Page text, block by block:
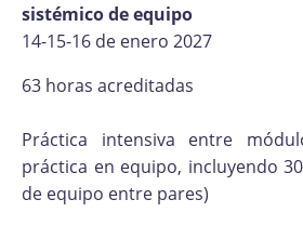
sistémico de equipo
14-15-16 de enero 2027
63 horas acreditadas
Práctica intensiva entre
práctica en equipo, incluyendo
de equipo entre pares)